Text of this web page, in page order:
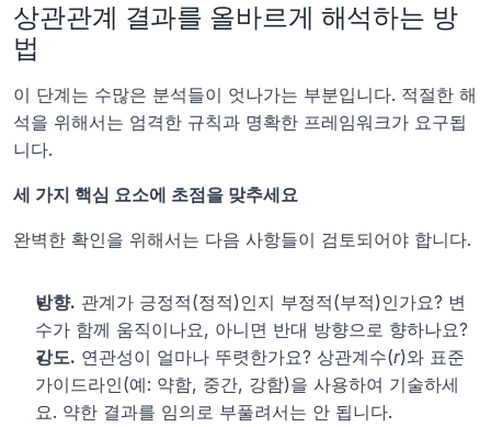
상관관계 결과를 올바르게 해석하는 방
법
이 단계는 수많은 분석들이 엇나가는 부분입니다. 적절한 해
석을 위해서는 엄격한 규칙과 명확한 프레임워크가 요구됩
니다.
세 가지 핵심 요소에 초점을 맞추세요
완벽한 확인을 위해서는 다음 사항들이 검토되어야 합니다.
방향. 관계가 긍정적(정적)인지 부정적(부적)인가요? 변
수가 함께 움직이나요, 아니면 반대 방향으로 향하나요?
강도. 연관성이 얼마나 뚜렷한가요? 상관계수(r)와 표준
가이드라인(예: 약함, 중간, 강함)을 사용하여 기술하세
요. 약한 결과를 임의로 부풀려서는 안 됩니다.